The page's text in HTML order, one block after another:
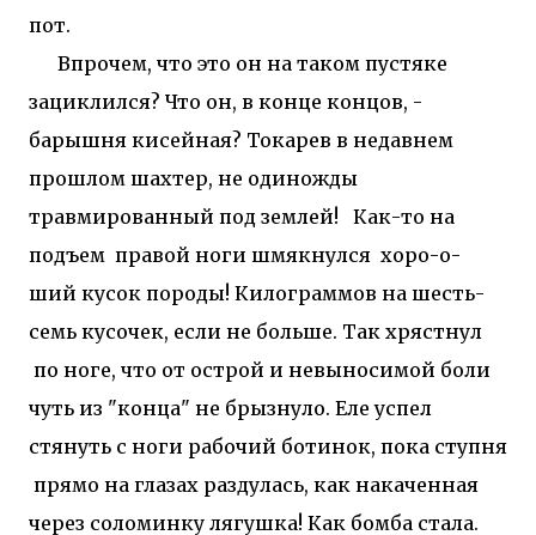
пот.
Впрочем, что это он на таком пустяке
зациклился? Что он, в конце концов, -
барышня кисейная? Токарев в недавнем
прошлом шахтер, не одиножды
травмированный под землей! Как-то на
подъем правой ноги шмякнулся хоро-о-
ший кусок породы! Килограммов на шесть-
семь кусочек, если не больше. Так хрястнул
по ноге, что от острой и невыносимой боли
чуть из "конца" не брызнуло. Еле успел
стянуть с ноги рабочий ботинок, пока ступня
прямо на глазах раздулась, как накаченная
через соломинку лягушка! Как бомба стала.